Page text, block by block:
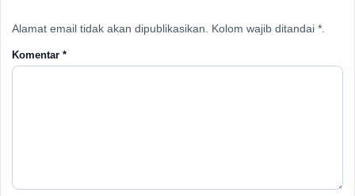
Alamat email tidak akan dipublikasikan. Kolom wajib ditandai *.
Komentar *